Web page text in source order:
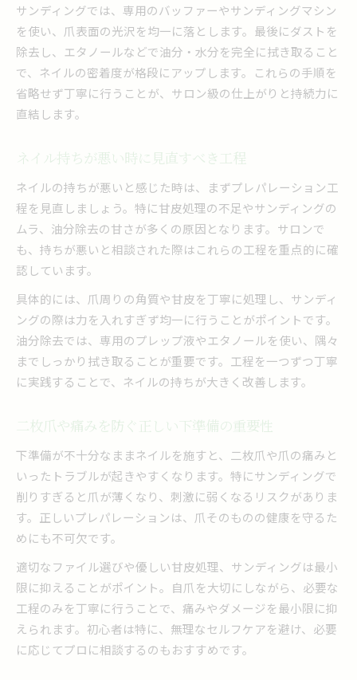
サンディングでは、専用のバッファーやサンディングマシン
を使い、爪表面の光沢を均一に落とします。最後にダストを
除去し、エタノールなどで油分・水分を完全に拭き取ること
で、ネイルの密着度が格段にアップします。これらの手順を
省略せず丁寧に行うことが、サロン級の仕上がりと持続力に
直結します。
ネイル持ちが悪い時に見直すべき工程
ネイルの持ちが悪いと感じた時は、まずプレパレーション工
程を見直しましょう。特に甘皮処理の不足やサンディングの
ムラ、油分除去の甘さが多くの原因となります。サロンで
も、持ちが悪いと相談された際はこれらの工程を重点的に確
認しています。
具体的には、爪周りの角質や甘皮を丁寧に処理し、サンディ
ングの際は力を入れすぎず均一に行うことがポイントです。
油分除去では、専用のプレップ液やエタノールを使い、隅々
までしっかり拭き取ることが重要です。工程を一つずつ丁寧
に実践することで、ネイルの持ちが大きく改善します。
二枚爪や痛みを防ぐ正しい下準備の重要性
下準備が不十分なままネイルを施すと、二枚爪や爪の痛みと
いったトラブルが起きやすくなります。特にサンディングで
削りすぎると爪が薄くなり、刺激に弱くなるリスクがありま
す。正しいプレパレーションは、爪そのものの健康を守るた
めにも不可欠です。
適切なファイル選びや優しい甘皮処理、サンディングは最小
限に抑えることがポイント。自爪を大切にしながら、必要な
工程のみを丁寧に行うことで、痛みやダメージを最小限に抑
えられます。初心者は特に、無理なセルフケアを避け、必要
に応じてプロに相談するのもおすすめです。